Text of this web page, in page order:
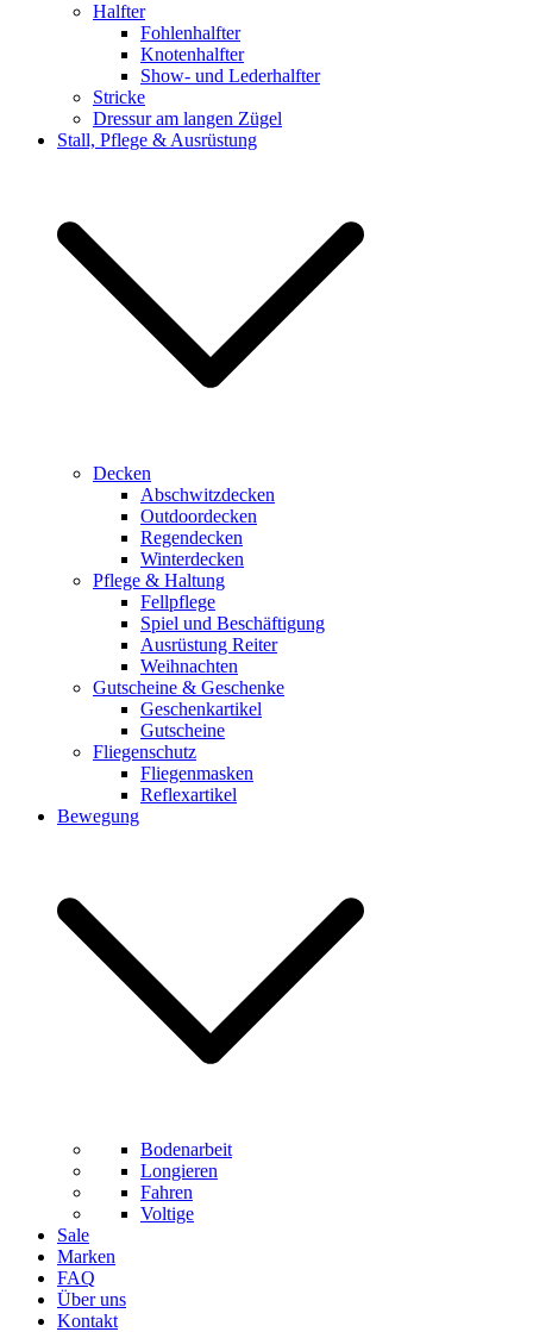
Halfter
Fohlenhalfter
Knotenhalfter
Show- und Lederhalfter
Stricke
Dressur am langen Zügel
Stall, Pflege & Ausrüstung
Decken
Abschwitzdecken
Outdoordecken
Regendecken
Winterdecken
Pflege & Haltung
Fellpflege
Spiel und Beschäftigung
Ausrüstung Reiter
Weihnachten
Gutscheine & Geschenke
Geschenkartikel
Gutscheine
Fliegenschutz
Fliegenmasken
Reflexartikel
Bewegung
Bodenarbeit
Longieren
Fahren
Voltige
Sale
Marken
FAQ
Über uns
Kontakt